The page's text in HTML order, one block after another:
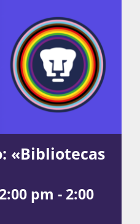
«Bibliotecas
pm - 2:00